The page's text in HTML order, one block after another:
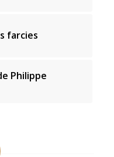
farcies
Philippe